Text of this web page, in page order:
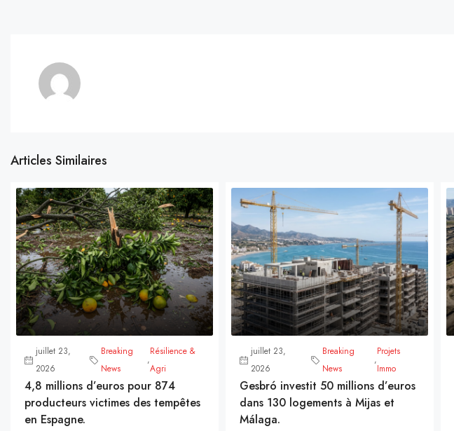
Articles Similaires
juillet 23,
2026
Breaking
News
,
Résilience &
Agri
4,8 millions d’euros pour 874
producteurs victimes des tempêtes
en Espagne.
juillet 23,
2026
Breaking
News
,
Projets
Immo
Gesbró investit 50 millions d’euros
dans 130 logements à Mijas et
Málaga.